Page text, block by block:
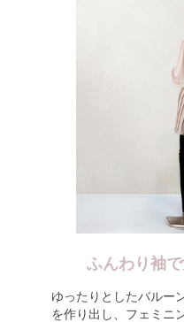
ふんわり袖
ゆったりとしたバルー
を作り出し、フェミニ